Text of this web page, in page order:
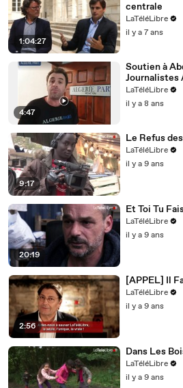
1:04:27
centrale
LaTéléLibre
il y a 7 ans
4:47
Soutien à
Journalistes
LaTéléLibre
il y a 8 ans
9:17
Le Refus
LaTéléLibre
il y a 9 ans
20:19
Et Toi Tu
LaTéléLibre
il y a 9 ans
2:56
[APPEL] Il
LaTéléLibre
il y a 9 ans
Dans Les
LaTéléLibre
il y a 9 ans